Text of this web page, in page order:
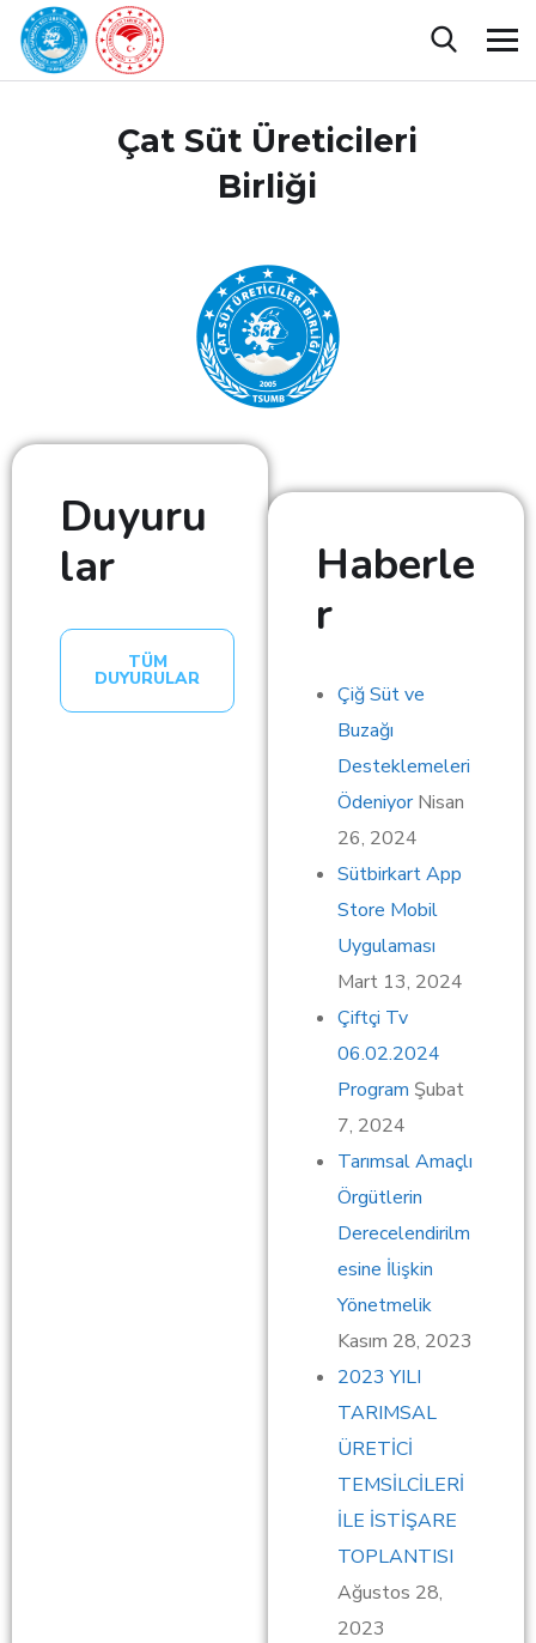
Çat Süt Üreticileri
Birliği
Duyuru
lar
TÜM
DUYURULAR
Haberle
r
Çiğ Süt ve
Buzağı
Desteklemeleri
Ödeniyor Nisan
26, 2024
Sütbirkart App
Store Mobil
Uygulaması
Mart 13, 2024
Çiftçi Tv
06.02.2024
Program Şubat
7, 2024
Tarımsal Amaçlı
Örgütlerin
Derecelendirilm
esine İlişkin
Yönetmelik
Kasım 28, 2023
2023 YILI
TARIMSAL
ÜRETİCİ
TEMSİLCİLERİ
İLE İSTİŞARE
TOPLANTISI
Ağustos 28,
2023